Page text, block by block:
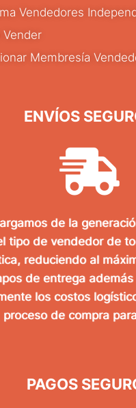
Vendedores
Vender
Membresía
ENVÍOS
de la
tipo de vendedor de
reduciendo al
de entrega
los costos
proceso de compra
PAGOS